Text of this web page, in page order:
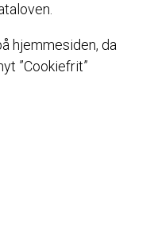
hjemmesiden, da
”Cookiefrit”